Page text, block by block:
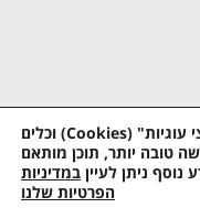
בכיכר | וויזי שיווק
לידיעתכם, באתר זה נעשה שימוש ב"קבצי עוגיות" (Cookies) וכלים
טובה יותר, תוכן מותאם
נוסף ניתן לעיין במדיניות
הפרטיות שלנו